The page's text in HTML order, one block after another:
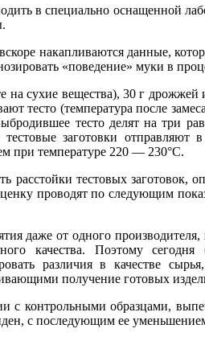
в специально оснащенной
накапливаются данные,
«поведение» муки в
сухие вещества), 30 г дрожжей
тесто (температура после
тесто делят на три
заготовки
при температуре 220 — 230°С.
тестовых заготовок,
проводят по следующим
даже от одного
качества. Поэтому сегодня
различия в качестве
получение готовых
с контрольными образцами,
с последующим ее